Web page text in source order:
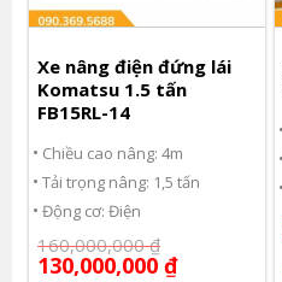
Xe nâng điện đứng lái
Komatsu 1.5 tấn
FB15RL-14
Chiều cao nâng: 4m
Tải trọng nâng: 1,5 tấn
Động cơ: Điện
160,000,000₫
130,000,000 ₫